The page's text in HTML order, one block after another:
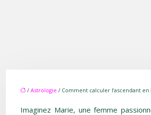
/ Astrologie / Comment calculer l’ascendant
Imaginez Marie, une femme